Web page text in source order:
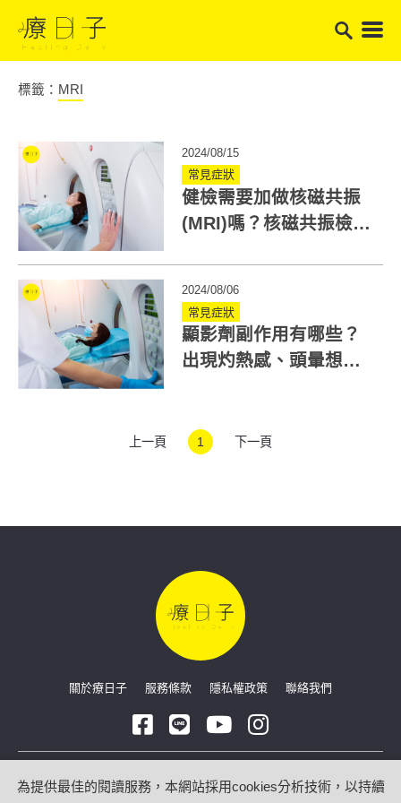
標籤： MRI
2024/08/15
常見症狀
健檢需要加做核磁共振
(MRI)嗎？核磁共振檢查
2024/08/06
常見症狀
顯影劑副作用有哪些？
出現灼熱感、頭暈想吐
上一頁 1 下一頁
關於療日子 服務條款 隱私權政策 聯絡我們
Copyright © 2026 療日子 HealingDaily
為提供最佳的閱讀服務，本網站採用cookies分析技術，以持續